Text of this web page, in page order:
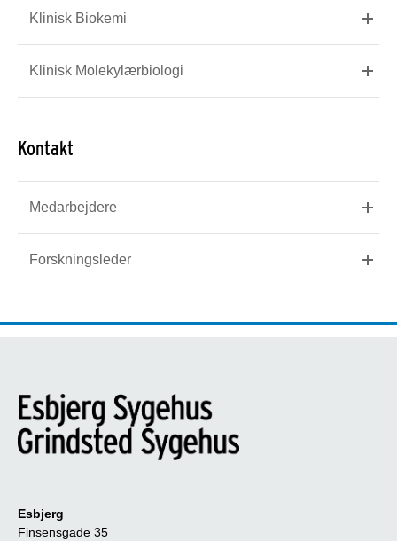
Klinisk Biokemi
Klinisk Molekylærbiologi
Kontakt
Medarbejdere
Forskningsleder
Esbjerg
Finsensgade 35